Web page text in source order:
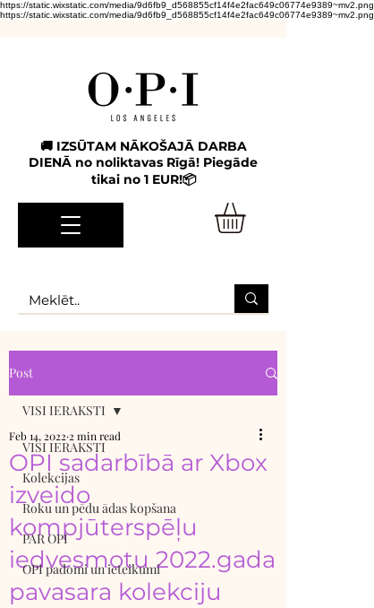
https://static.wixstatic.com/media/9d6fb9_d568855cf14f4e2fac649c06774e9389~mv2.png
https://static.wixstatic.com/media/9d6fb9_d568855cf14f4e2fac649c06774e9389~mv2.png
🚚 IZSŪTAM NĀKOŠAJĀ DARBA
DIENĀ no noliktavas Rīgā! Piegāde
tikai no 1 EUR!📦
Post
VISI IERAKSTI
Kolekcijas
Roku un pēdu ādas kopšana
PAR OPI
OPI padomi un ieteikumi
VISI IERAKSTI
OPI sadarbībā ar Xbox
izveido
kompjūterspēļu
iedvesmotu 2022.gada
pavasara kolekciju
Feb 14, 2022 2 min read